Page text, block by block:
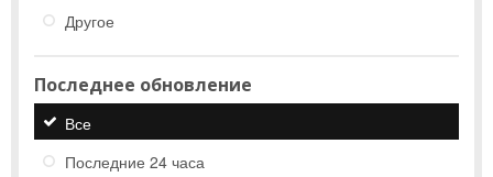
Другое
Последнее обновление
Все
Последние 24 часа